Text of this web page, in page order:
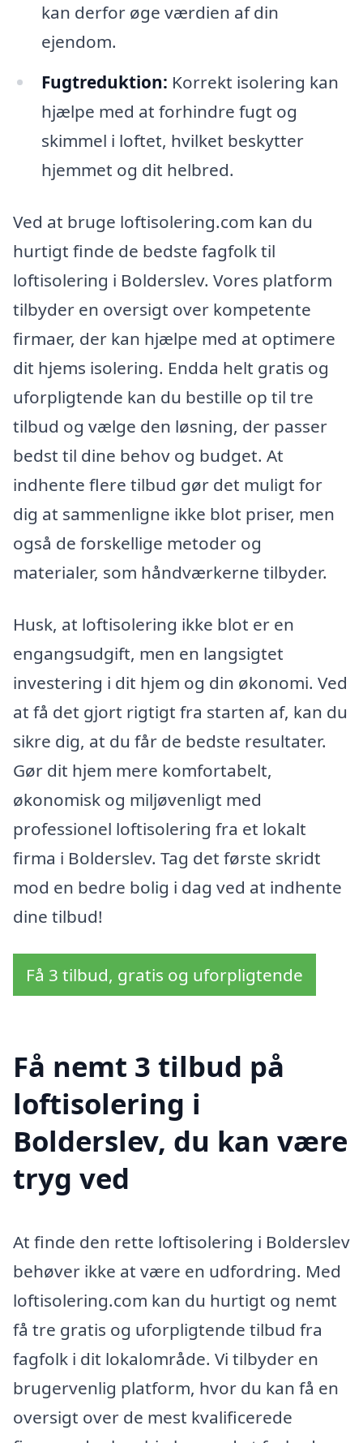
kan derfor øge værdien af din
ejendom.
Fugtreduktion: Korrekt isolering kan
hjælpe med at forhindre fugt og
skimmel i loftet, hvilket beskytter
hjemmet og dit helbred.
Ved at bruge loftisolering.com kan du
hurtigt finde de bedste fagfolk til
loftisolering i Bolderslev. Vores platform
tilbyder en oversigt over kompetente
firmaer, der kan hjælpe med at optimere
dit hjems isolering. Endda helt gratis og
uforpligtende kan du bestille op til tre
tilbud og vælge den løsning, der passer
bedst til dine behov og budget. At
indhente flere tilbud gør det muligt for
dig at sammenligne ikke blot priser, men
også de forskellige metoder og
materialer, som håndværkerne tilbyder.
Husk, at loftisolering ikke blot er en
engangsudgift, men en langsigtet
investering i dit hjem og din økonomi. Ved
at få det gjort rigtigt fra starten af, kan du
sikre dig, at du får de bedste resultater.
Gør dit hjem mere komfortabelt,
økonomisk og miljøvenligt med
professionel loftisolering fra et lokalt
firma i Bolderslev. Tag det første skridt
mod en bedre bolig i dag ved at indhente
dine tilbud!
Få 3 tilbud, gratis og uforpligtende
Få nemt 3 tilbud på
loftisolering i
Bolderslev, du kan være
tryg ved
At finde den rette loftisolering i Bolderslev
behøver ikke at være en udfordring. Med
loftisolering.com kan du hurtigt og nemt
få tre gratis og uforpligtende tilbud fra
fagfolk i dit lokalområde. Vi tilbyder en
brugervenlig platform, hvor du kan få en
oversigt over de mest kvalificerede